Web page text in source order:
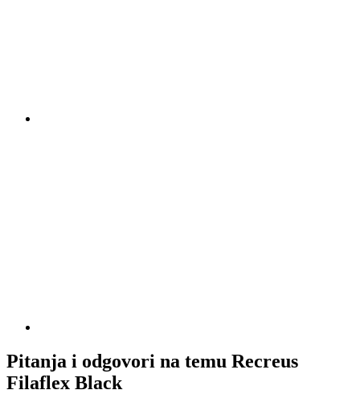
Pitanja i odgovori na temu Recreus
Filaflex Black